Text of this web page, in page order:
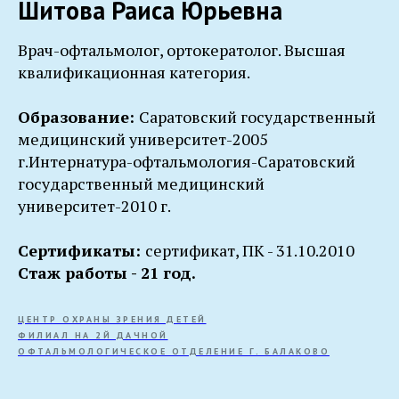
Шитова Раиса Юрьевна
Врач-офтальмолог, ортокератолог. Высшая
квалификационная категория.
Образование: Саратовский государственный
медицинский университет-2005
г.Интернатура-офтальмология-Саратовский
государственный медицинский
университет-2010 г.
Сертификаты: сертификат, ПК - 31.10.2010
Стаж работы - 21 год.
ЦЕНТР ОХРАНЫ ЗРЕНИЯ ДЕТЕЙ
ФИЛИАЛ НА 2Й ДАЧНОЙ
ОФТАЛЬМОЛОГИЧЕСКОЕ ОТДЕЛЕНИЕ Г. БАЛАКОВО